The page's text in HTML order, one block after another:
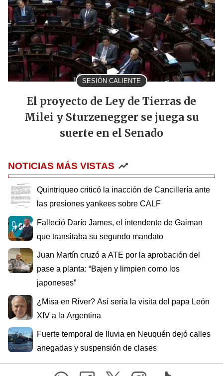
SESIÓN CALIENTE
El proyecto de Ley de Tierras de
Milei y Sturzenegger se juega su
suerte en el Senado
NOTICIAS MÁS VISTAS
Quintriqueo criticó la inacción de Cancillería ante
las presiones yankees sobre CALF
Falleció Darío James, el intendente de Gaiman
que transitaba su segundo mandato
Juan Martín cruzó a ATE por la aprobación del
pase a planta: “Bajen y limpien como los
japoneses”
¿Misa en River? Así sería la visita del papa León
XIV a la Argentina
Fuerte temporal de lluvia en Neuquén dejó calles
anegadas y suspensión de clases